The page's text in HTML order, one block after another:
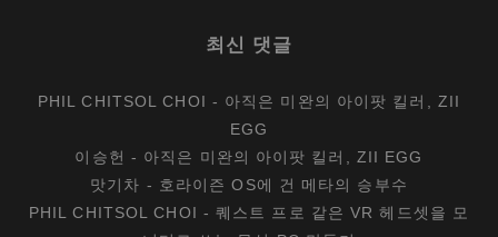
최신 댓글
PHIL CHITSOL CHOI - 아직은 미완의 아이팟 킬러, ZII
EGG
이승헌 - 아직은 미완의 아이팟 킬러, ZII EGG
맛기차 - 호라이즌 OS에 건 메타의 승부수
PHIL CHITSOL CHOI -퀘스트 프로 같은 VR 헤드셋을 모